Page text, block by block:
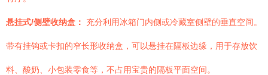
悬挂式/侧壁收纳盒： 充分利用冰箱门内侧或冷藏室侧壁的垂直空间。
带有挂钩或卡扣的窄长形收纳盒，可以悬挂在隔板边缘，用于存放饮
料、酸奶、小包装零食等，不占用宝贵的隔板平面空间。